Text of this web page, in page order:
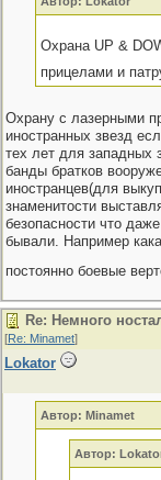
Охрана UP &
прицелами и
Охрану с лазерными
иностранных звезд
тех лет для западных
банды братков
иностранцев(для
знаменитости
безопасности что
бывали. Например
постоянно боевые
Re: Немного
[Re: Minamet]
Lokator
Автор: Minamet
Автор: